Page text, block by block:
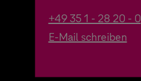
+49 35 1 - 28 20 - 0
E-Mail schreiben